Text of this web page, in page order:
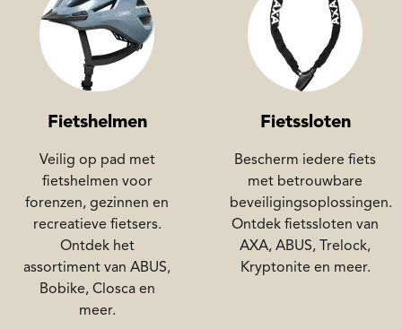
Fietshelmen
Veilig op pad met
fietshelmen voor
forenzen, gezinnen en
recreatieve fietsers.
Ontdek het
assortiment van ABUS,
Bobike, Closca en
meer.
Fietssloten
Bescherm iedere fiets
met betrouwbare
beveiligingsoplossingen.
Ontdek fietssloten van
AXA, ABUS, Trelock,
Kryptonite en meer.